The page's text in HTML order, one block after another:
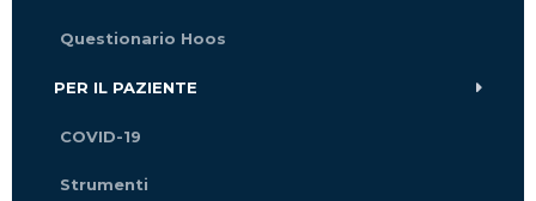
Questionario Hoos
PER IL PAZIENTE
COVID-19
Strumenti